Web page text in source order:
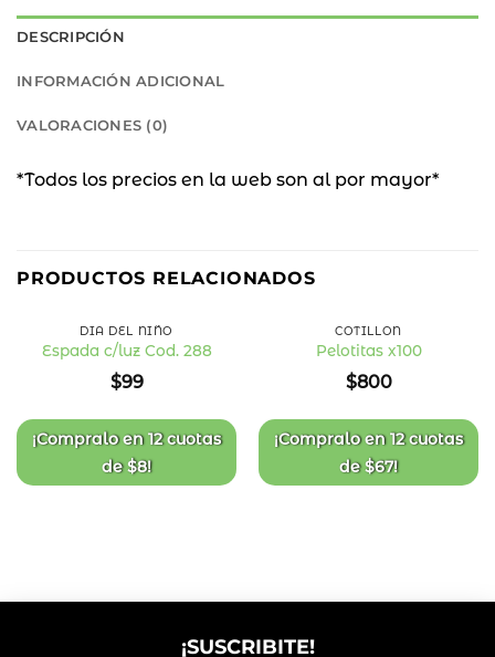
DESCRIPCIÓN
INFORMACIÓN ADICIONAL
VALORACIONES (0)
*Todos los precios en la web son al por mayor*
PRODUCTOS RELACIONADOS
de
deseos
DÍA DEL NIÑO
Espada c/luz Cod. 288
$99
¡Compralo en12 cuotas
de$8!
de
deseos
COTILLÓN
Pelotitas x100
$800
¡Compralo en12 cuotas
de$67!
¡SUSCRIBITE!